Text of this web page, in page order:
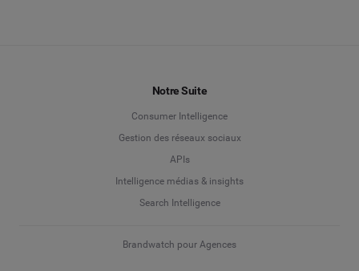
Notre Suite
Consumer Intelligence
Gestion des réseaux sociaux
APIs
Intelligence médias & insights
Search Intelligence
Brandwatch pour Agences